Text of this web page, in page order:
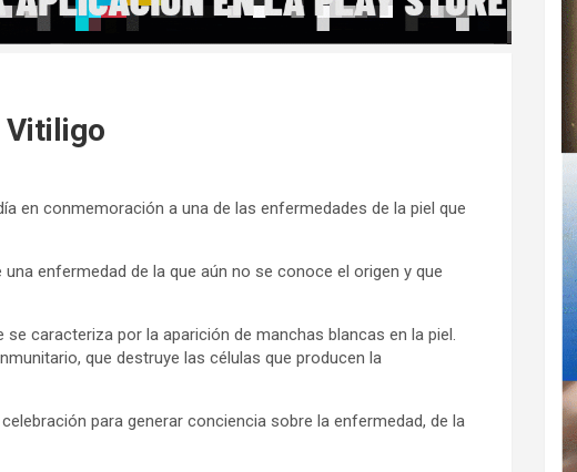
Vitiligo
en conmemoración a una de las enfermedades de la piel que
enfermedad de la que aún no se conoce el origen y que
caracteriza por la aparición de manchas blancas en la piel.
que destruye las células que producen la
para generar conciencia sobre la enfermedad, de la